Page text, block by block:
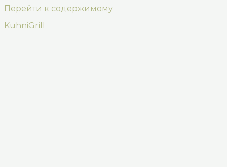
Перейти к содержимому
KuhniGrill